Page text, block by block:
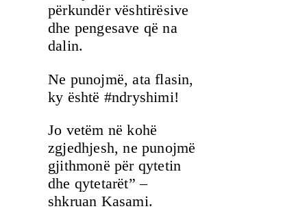
përkundër vështirësive
dhe pengesave që na
dalin.
Ne punojmë, ata flasin,
ky është #ndryshimi!
Jo vetëm në kohë
zgjedhjesh, ne punojmë
gjithmonë për qytetin
dhe qytetarët” –
shkruan Kasami.